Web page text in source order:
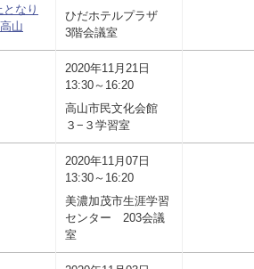
なり
山
ひだホテルプラザ
3階会議室
2020年11月21日
13:30～16:20
高山市民文化会館
３−３学習室
2020年11月07日
13:30～16:20
美濃加茂市生涯学習
センター 203会議
室